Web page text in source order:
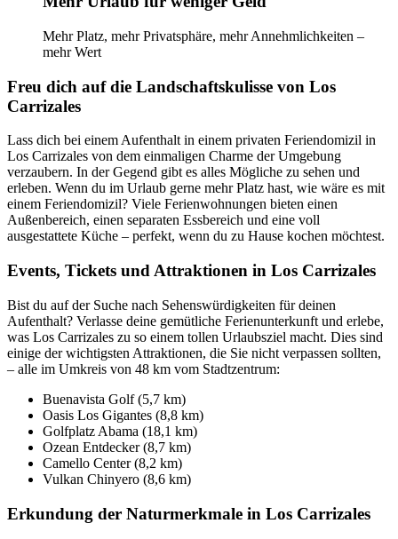
Mehr Platz, mehr Privatsphäre, mehr Annehmlichkeiten –
mehr Wert
Freu dich auf die Landschaftskulisse von Los
Carrizales
Lass dich bei einem Aufenthalt in einem privaten Feriendomizil in
Los Carrizales von dem einmaligen Charme der Umgebung
verzaubern. In der Gegend gibt es alles Mögliche zu sehen und
erleben. Wenn du im Urlaub gerne mehr Platz hast, wie wäre es mit
einem Feriendomizil? Viele Ferienwohnungen bieten einen
Außenbereich, einen separaten Essbereich und eine voll
ausgestattete Küche – perfekt, wenn du zu Hause kochen möchtest.
Events, Tickets und Attraktionen in Los Carrizales
Bist du auf der Suche nach Sehenswürdigkeiten für deinen
Aufenthalt? Verlasse deine gemütliche Ferienunterkunft und erlebe,
was Los Carrizales zu so einem tollen Urlaubsziel macht. Dies sind
einige der wichtigsten Attraktionen, die Sie nicht verpassen sollten,
– alle im Umkreis von 48 km vom Stadtzentrum:
Buenavista Golf (5,7 km)
Oasis Los Gigantes (8,8 km)
Golfplatz Abama (18,1 km)
Ozean Entdecker (8,7 km)
Camello Center (8,2 km)
Vulkan Chinyero (8,6 km)
Erkundung der Naturmerkmale in Los Carrizales